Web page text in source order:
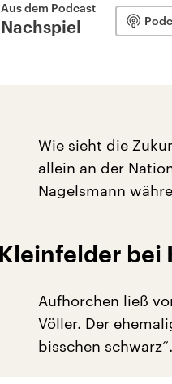
Aus dem Podcast
Nachspiel
Wie sieht die
allein an der
Nagelsmann
Kleinfelder bei
Aufhorchen ließ
Völler. Der
bisschen schwarz“.